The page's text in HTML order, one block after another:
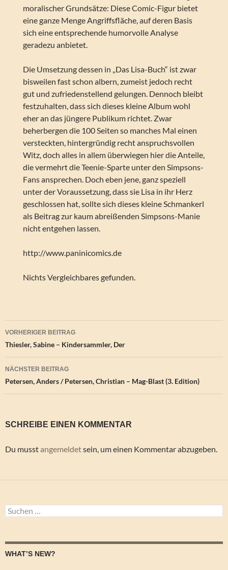
moralischer Grundsätze: Diese Comic-Figur bietet
eine ganze Menge Angriffsfläche, auf deren Basis
sich eine entsprechende humorvolle Analyse
geradezu anbietet.
Die Umsetzung dessen in „Das Lisa-Buch“ ist zwar
bisweilen fast schon albern, zumeist jedoch recht
gut und zufriedenstellend gelungen. Dennoch bleibt
festzuhalten, dass sich dieses kleine Album wohl
eher an das jüngere Publikum richtet. Zwar
beherbergen die 100 Seiten so manches Mal einen
versteckten, hintergründig recht anspruchsvollen
Witz, doch alles in allem überwiegen hier die Anteile,
die vermehrt die Teenie-Sparte unter den Simpsons-
Fans ansprechen. Doch eben jene, ganz speziell
unter der Voraussetzung, dass sie Lisa in ihr Herz
geschlossen hat, sollte sich dieses kleine Schmankerl
als Beitrag zur kaum abreißenden Simpsons-Manie
nicht entgehen lassen.
http://www.paninicomics.de
Nichts Vergleichbares gefunden.
Beitragsnavigation
VORHERIGER BEITRAG
Thiesler, Sabine – Kindersammler, Der
NÄCHSTER BEITRAG
Petersen, Anders / Petersen, Christian – Mag-Blast (3. Edition)
SCHREIBE EINEN KOMMENTAR
Du musstangemeldetsein, um einen Kommentar abzugeben.
Suchen
nach:
WHAT’S NEW?